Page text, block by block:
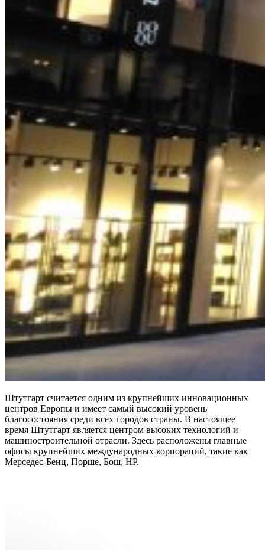
Штутгарт считается одним из крупнейших инновационных
центров Европы и имеет самый высокий уровень
благосостояния среди всех городов страны. В настоящее
время Штутгарт является центром высоких технологий и
машиностроительной отрасли. Здесь расположены главные
офисы крупнейших международных корпораций, такие как
Мерседес-Бенц, Порше, Бош, HP.